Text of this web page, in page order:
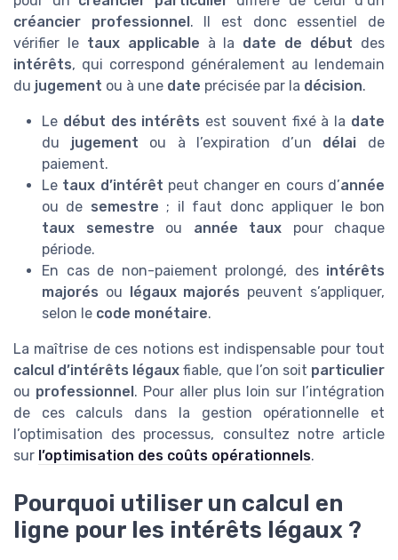
créancier professionnel. Il est donc essentiel de
vérifier le taux applicable à la date de début des
intérêts, qui correspond généralement au lendemain
du jugement ou à une date précisée par la décision.
Le début des intérêts est souvent fixé à la date
du jugement ou à l’expiration d’un délai de
paiement.
Le taux d’intérêt peut changer en cours d’année
ou de semestre ; il faut donc appliquer le bon
taux semestre ou année taux pour chaque
période.
En cas de non-paiement prolongé, des intérêts
majorés ou légaux majorés peuvent s’appliquer,
selon le code monétaire.
La maîtrise de ces notions est indispensable pour tout
calcul d’intérêts légaux fiable, que l’on soit particulier
ou professionnel. Pour aller plus loin sur l’intégration
de ces calculs dans la gestion opérationnelle et
l’optimisation des processus, consultez notre article
sur l’optimisation des coûts opérationnels.
Pourquoi utiliser un calcul en
ligne pour les intérêts légaux ?